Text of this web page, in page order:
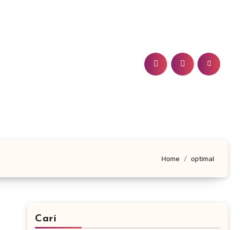
Home optimal
Cari